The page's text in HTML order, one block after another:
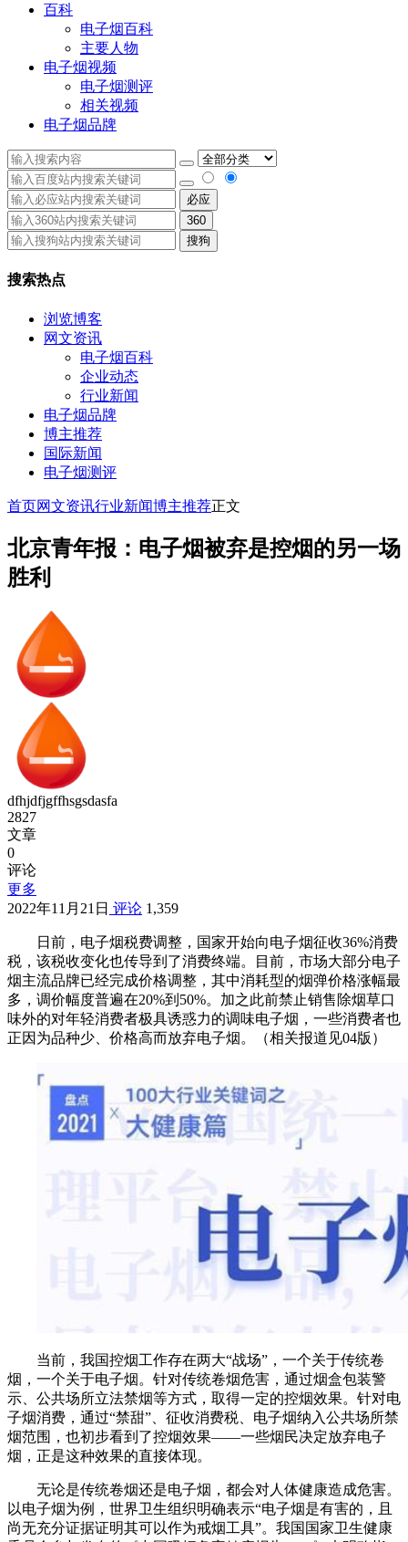
百科
电子烟百科
主要人物
电子烟视频
电子烟测评
相关视频
电子烟品牌
必应
360
搜狗
搜索热点
浏览博客
网文资讯
电子烟百科
企业动态
行业新闻
电子烟品牌
博主推荐
国际新闻
电子烟测评
首页网文资讯行业新闻博主推荐正文
北京青年报：电子烟被弃是控烟的另一场
胜利
dfhjdfjgffhsgsdasfa
2827
文章
0
评论
更多
2022年11月21日 评论 1,359
日前，电子烟税费调整，国家开始向电子烟征收36%消费
税，该税收变化也传导到了消费终端。目前，市场大部分电子
烟主流品牌已经完成价格调整，其中消耗型的烟弹价格涨幅最
多，调价幅度普遍在20%到50%。加之此前禁止销售除烟草口
味外的对年轻消费者极具诱惑力的调味电子烟，一些消费者也
正因为品种少、价格高而放弃电子烟。（相关报道见04版）
当前，我国控烟工作存在两大“战场”，一个关于传统卷
烟，一个关于电子烟。针对传统卷烟危害，通过烟盒包装警
示、公共场所立法禁烟等方式，取得一定的控烟效果。针对电
子烟消费，通过“禁甜”、征收消费税、电子烟纳入公共场所禁
烟范围，也初步看到了控烟效果——一些烟民决定放弃电子
烟，正是这种效果的直接体现。
无论是传统卷烟还是电子烟，都会对人体健康造成危害。
以电子烟为例，世界卫生组织明确表示“电子烟是有害的，且
尚无充分证据证明其可以作为戒烟工具”。我国国家卫生健康